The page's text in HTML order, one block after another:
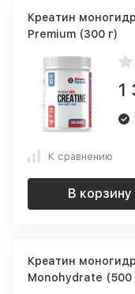
Креатин
Premium (300 г)
1
К сравнению
В корзину
Креатин
Monohydrate (500